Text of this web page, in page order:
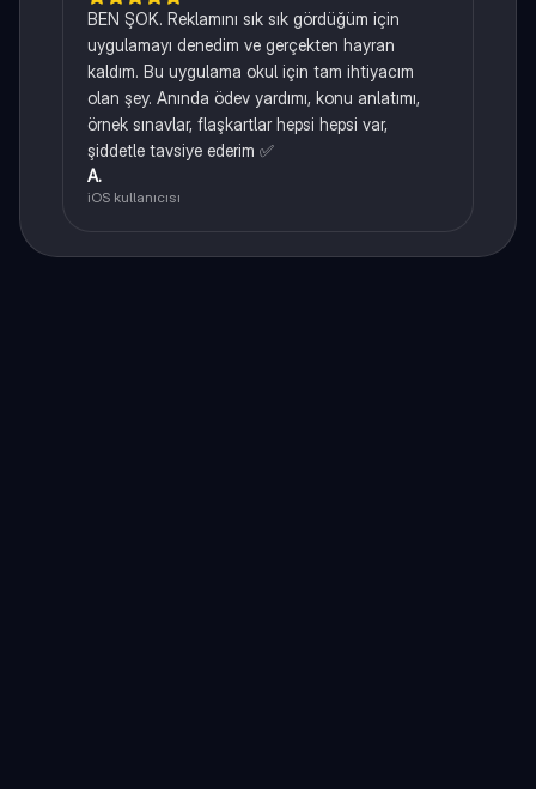
BEN ŞOK. Reklamını sık sık gördüğüm için
uygulamayı denedim ve gerçekten hayran
kaldım. Bu uygulama okul için tam ihtiyacım
olan şey. Anında ödev yardımı, konu anlatımı,
örnek sınavlar, flaşkartlar hepsi hepsi var,
şiddetle tavsiye ederim ✅
A.
iOS kullanıcısı